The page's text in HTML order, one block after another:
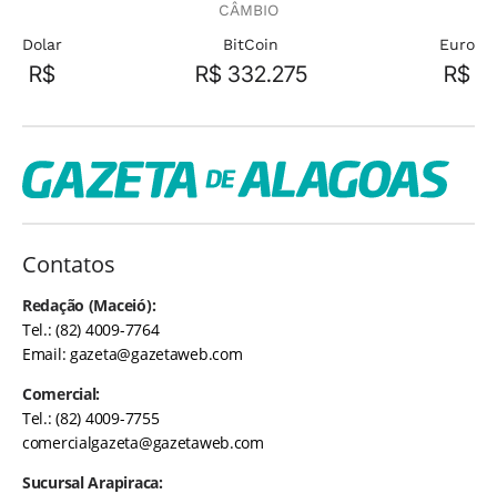
CÂMBIO
Dolar
R$
BitCoin
R$ 332.275
Euro
R$
Contatos
Redação (Maceió):
Tel.: (82) 4009-7764
Email:gazeta@gazetaweb.com
Comercial:
Tel.: (82) 4009-7755
comercialgazeta@gazetaweb.com
Sucursal Arapiraca: